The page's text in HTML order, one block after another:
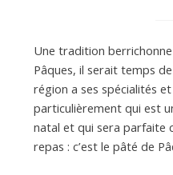
Une tradition
Pâques, il serait temps
région a ses spécialités et
particulièrement qui est
natal et qui sera parfaite
repas : c’est le pâté de